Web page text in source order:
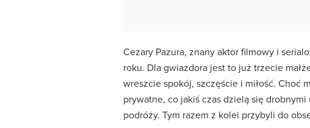
Cezary Pazura, znany aktor filmowy i
roku. Dla gwiazdora jest to już trzecie
wreszcie spokój, szczęście i miłość. Choć
prywatne, co jakiś czas dzielą się
podróży. Tym razem z kolei przybyli do